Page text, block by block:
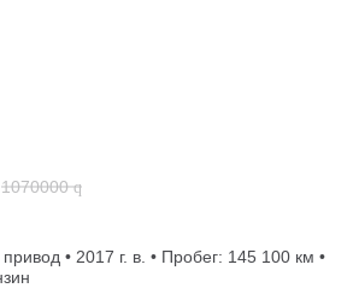
1070000 q
• 2017 г. в. • Пробег: 145 100 км •